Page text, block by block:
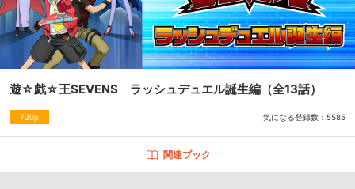
遊☆戯☆王SEVENS ラッシュデュエル誕生編 （全13話）
720p 気になる登録数： 5585
関連ブック